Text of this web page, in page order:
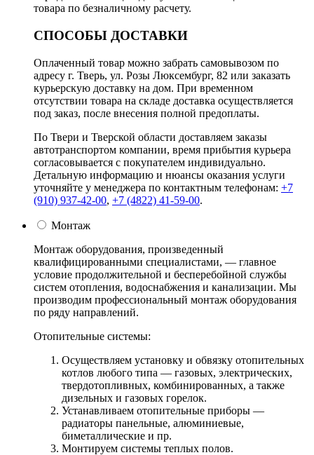
товара по безналичному расчету.
СПОСОБЫ ДОСТАВКИ
Оплаченный товар можно забрать самовывозом по
адресу г. Тверь, ул. Розы Люксембург, 82 или заказать
курьерскую доставку на дом. При временном
отсутствии товара на складе доставка осуществляется
под заказ, после внесения полной предоплаты.
По Твери и Тверской области доставляем заказы
автотранспортом компании, время прибытия курьера
согласовывается с покупателем индивидуально.
Детальную информацию и нюансы оказания услуги
уточняйте у менеджера по контактным телефонам: +7
(910) 937-42-00, +7 (4822) 41-59-00.
Монтаж
Монтаж оборудования, произведенный
квалифицированными специалистами, — главное
условие продолжительной и бесперебойной службы
систем отопления, водоснабжения и канализации. Мы
производим профессиональный монтаж оборудования
по ряду направлений.
Отопительные системы:
Осуществляем установку и обвязку отопительных
котлов любого типа — газовых, электрических,
твердотопливных, комбинированных, а также
дизельных и газовых горелок.
Устанавливаем отопительные приборы —
радиаторы панельные, алюминиевые,
биметаллические и пр.
Монтируем системы теплых полов.